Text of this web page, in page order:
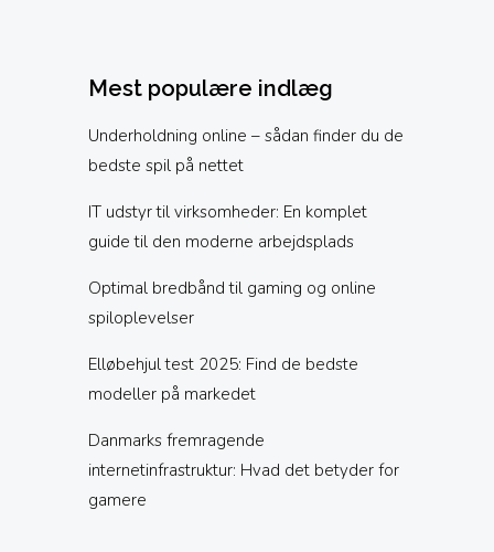
Mest populære indlæg
Underholdning online – sådan finder du de
bedste spil på nettet
IT udstyr til virksomheder: En komplet
guide til den moderne arbejdsplads
Optimal bredbånd til gaming og online
spiloplevelser
Elløbehjul test 2025: Find de bedste
modeller på markedet
Danmarks fremragende
internetinfrastruktur: Hvad det betyder for
gamere